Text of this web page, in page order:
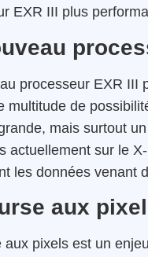
EXR III plus
processeur EXR III
multitude de
mais surtout
actuellement sur le
les données venant
aux
aux pixels est un